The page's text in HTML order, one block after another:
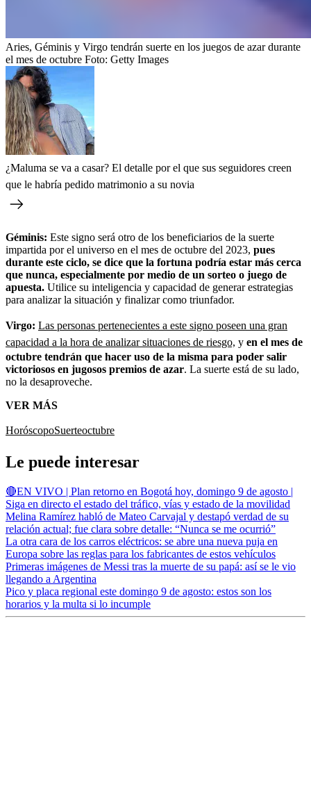
Aries, Géminis y Virgo tendrán suerte en los juegos de azar durante
el mes de octubre Foto: Getty Images
¿Maluma se va a casar? El detalle por el que sus seguidores creen
que le habría pedido matrimonio a su novia
Géminis: Este signo será otro de los beneficiarios de la suerte
impartida por el universo en el mes de octubre del 2023, pues
durante este ciclo, se dice que la fortuna podría estar más cerca
que nunca, especialmente por medio de un sorteo o juego de
apuesta. Utilice su inteligencia y capacidad de generar estrategias
para analizar la situación y finalizar como triunfador.
Virgo: Las personas pertenecientes a este signo poseen una gran
capacidad a la hora de analizar situaciones de riesgo, y en el mes de
octubre tendrán que hacer uso de la misma para poder salir
victoriosos en jugosos premios de azar. La suerte está de su lado,
no la desaproveche.
VER MÁS
HoróscopoSuerteoctubre
Le puede interesar
🔴EN VIVO | Plan retorno en Bogotá hoy, domingo 9 de agosto |
Siga en directo el estado del tráfico, vías y estado de la movilidad
Melina Ramírez habló de Mateo Carvajal y destapó verdad de su
relación actual; fue clara sobre detalle: “Nunca se me ocurrió”
La otra cara de los carros eléctricos: se abre una nueva puja en
Europa sobre las reglas para los fabricantes de estos vehículos
Primeras imágenes de Messi tras la muerte de su papá: así se le vio
llegando a Argentina
Pico y placa regional este domingo 9 de agosto: estos son los
horarios y la multa si lo incumple